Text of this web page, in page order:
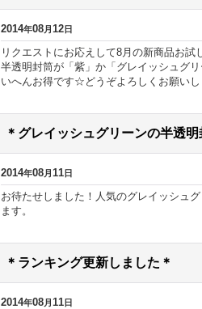
2014年08月12日
リクエストにお応えして8月の新商品お試
半透明封筒が「紫」か「グレイッシュグ
いへんお得です☆どうぞよろしくお願いし
＊グレイッシュグリーンの半透
2014年08月11日
お待たせしました！人気のグレイッシュ
ます。
＊ランキング更新しました＊
2014年08月11日